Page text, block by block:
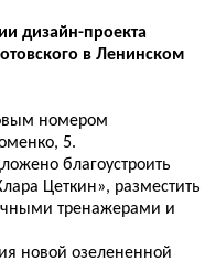
дизайн-проекта
в Ленинском
номером
5.
благоустроить
Цеткин», разместить
тренажерами и
новой озелененной